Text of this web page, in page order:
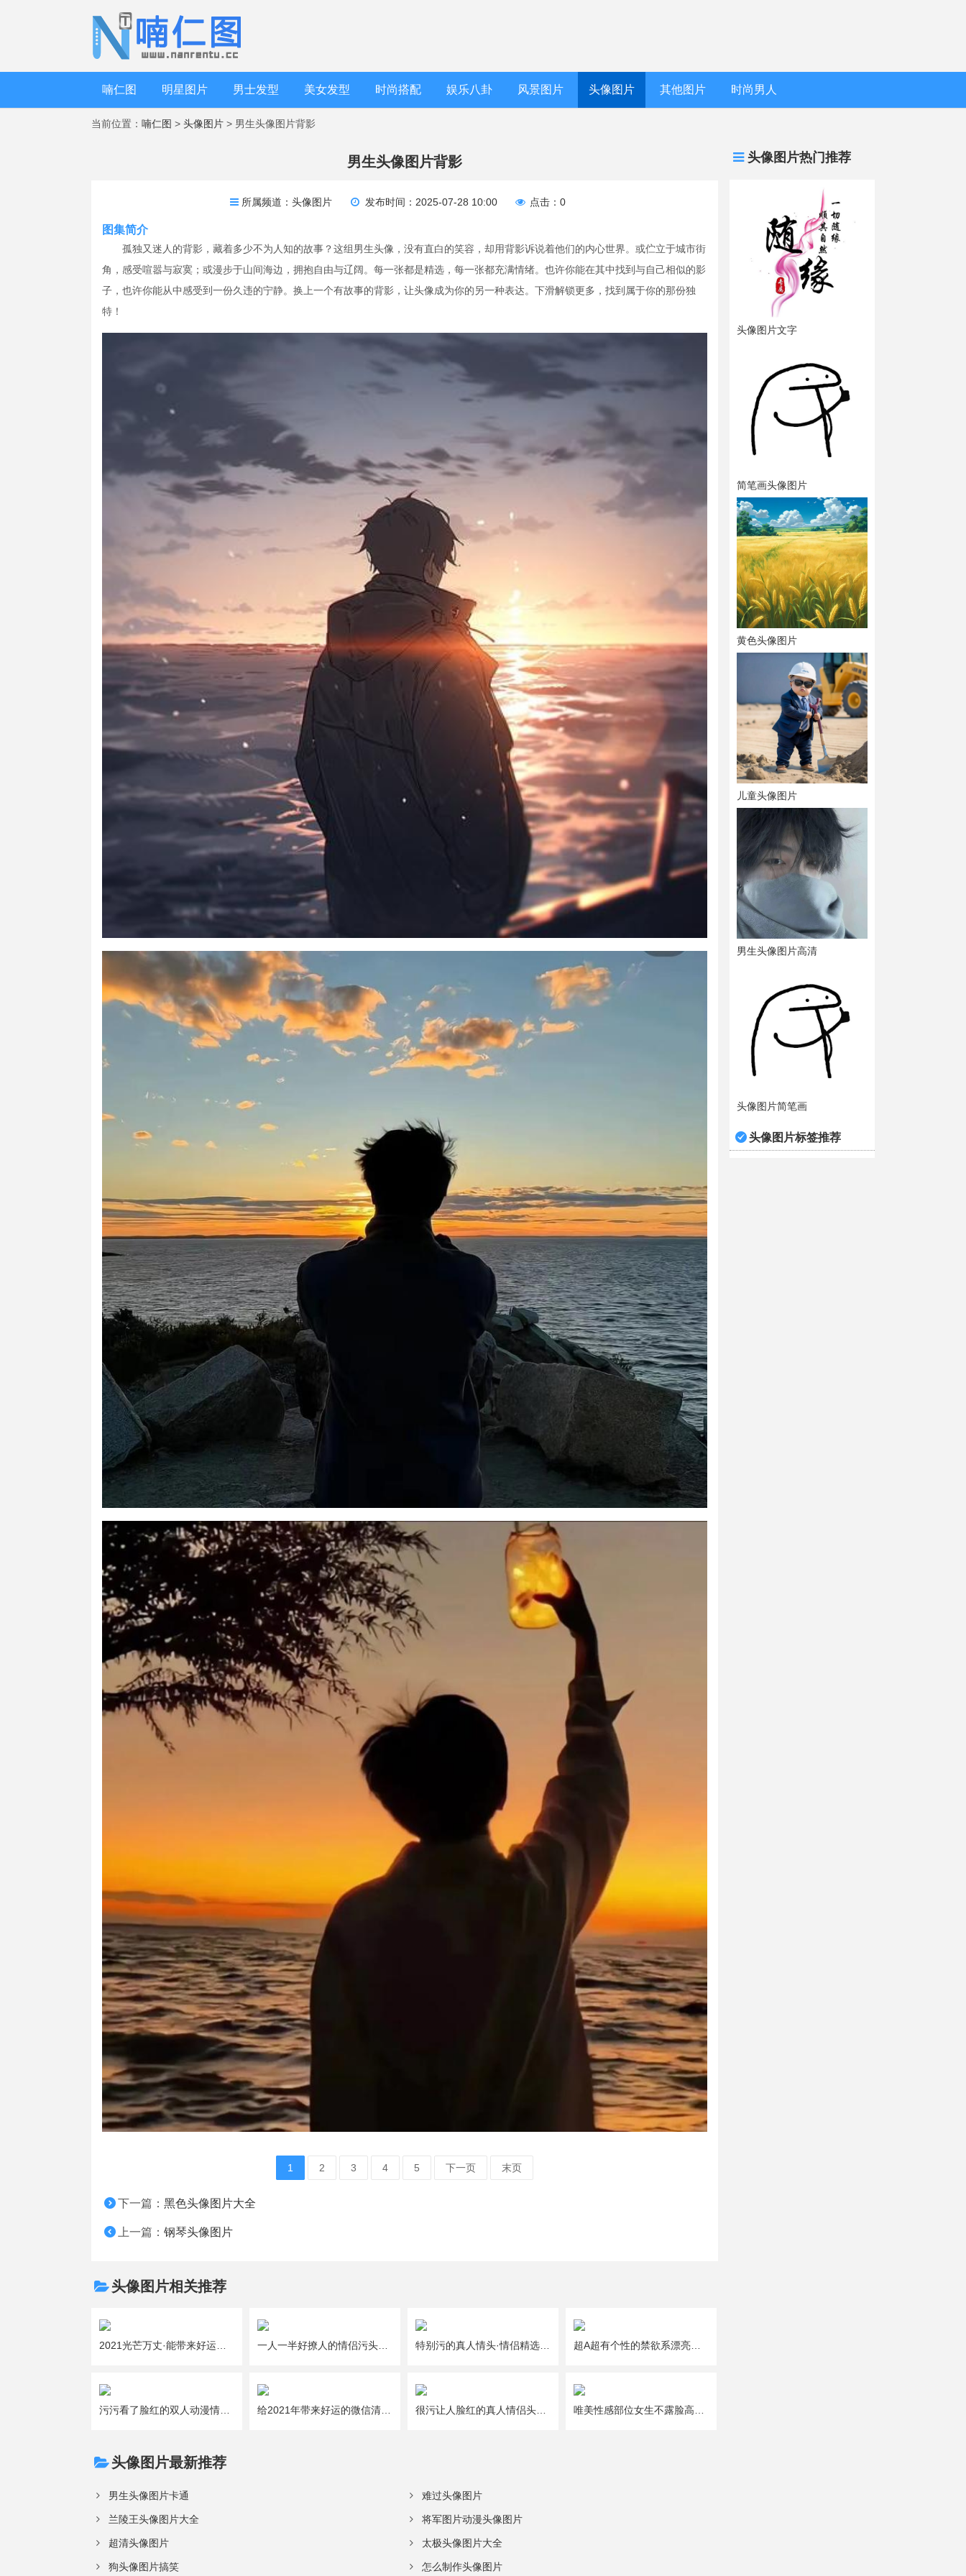
喃仁图 明星图片 男士发型 美女发型 时尚搭配 娱乐八卦 风景图片 头像图片 其他图片 时尚男人
当前位置： 喃仁图 > 头像图片 > 男生头像图片背影
头像图片热门推荐
头像图片文字
简笔画头像图片
黄色头像图片
儿童头像图片
男生头像图片高清
头像图片简笔画
头像图片标签推荐
男生头像图片背影
所属频道：头像图片 发布时间：2025-07-28 10:00 点击：0
图集简介
孤独又迷人的背影，藏着多少不为人知的故事？这组男生头像，没有直白的笑容，却用背影诉说着他们的内心世界。或伫立于城市街
角，感受喧嚣与寂寞；或漫步于山间海边，拥抱自由与辽阔。每一张都是精选，每一张都充满情绪。也许你能在其中找到与自己相似的影
子，也许你能从中感受到一份久违的宁静。换上一个有故事的背影，让头像成为你的另一种表达。下滑解锁更多，找到属于你的那份独
特！
1 2 3 4 5 下一页 末页
下一篇：黑色头像图片大全
上一篇：钢琴头像图片
头像图片相关推荐
头像图片最新推荐
男生头像图片卡通 难过头像图片
兰陵王头像图片大全 将军图片动漫头像图片
超清头像图片 太极头像图片大全
狗头像图片搞笑 怎么制作头像图片